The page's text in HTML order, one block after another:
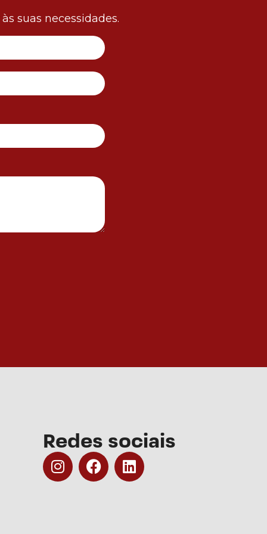
suas necessidades.
Redes sociais